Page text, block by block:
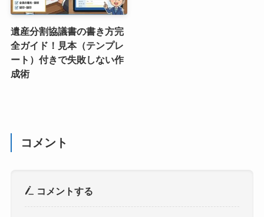
遺産分割協議書の書き方完
全ガイド！見本（テンプレ
ート）付きで失敗しない作
成術
コメント
コメントする